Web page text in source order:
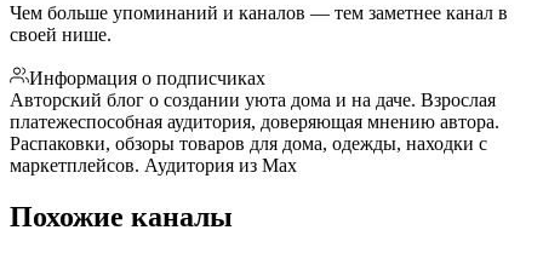
Чем больше упоминаний и каналов — тем заметнее канал в
своей нише.
Информация о подписчиках
Авторский блог о создании уюта дома и на даче. Взрослая
платежеспособная аудитория, доверяющая мнению автора.
Распаковки, обзоры товаров для дома, одежды, находки с
маркетплейсов. Аудитория из Max
Похожие каналы